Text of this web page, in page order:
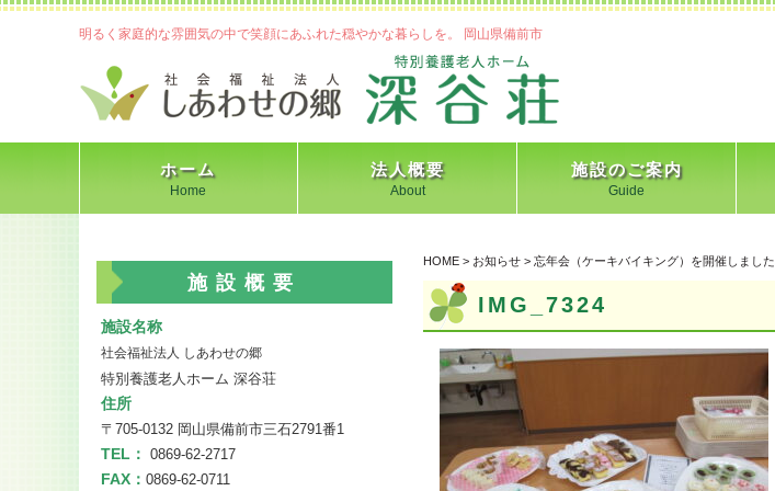
明るく家庭的な雰囲気の中で笑顔にあふれた穏やかな暮らしを。 岡山県備前市
ホーム
Home
法人概要
About
施設のご案内
Guide
施設概要
施設名称
社会福祉法人 しあわせの郷
特別養護老人ホーム 深谷荘
住所
〒705-0132 岡山県備前市三石2791番1
TEL： 0869-62-2717
FAX： 0869-62-0711
HOME > お知らせ > 忘年会（ケーキバイキング）を開催しました
IMG_7324